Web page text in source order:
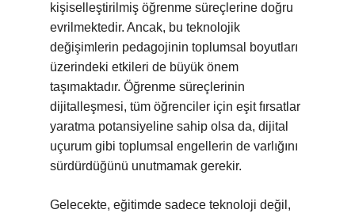
kişiselleştirilmiş öğrenme süreçlerine doğru
evrilmektedir. Ancak, bu teknolojik
değişimlerin pedagojinin toplumsal boyutları
üzerindeki etkileri de büyük önem
taşımaktadır. Öğrenme süreçlerinin
dijitalleşmesi, tüm öğrenciler için eşit fırsatlar
yaratma potansiyeline sahip olsa da, dijital
uçurum gibi toplumsal engellerin de varlığını
sürdürdüğünü unutmamak gerekir.
Gelecekte, eğitimde sadece teknoloji değil,